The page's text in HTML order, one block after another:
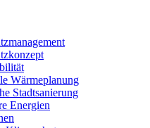
Wärmeplanung
Stadtsanierung
Energien